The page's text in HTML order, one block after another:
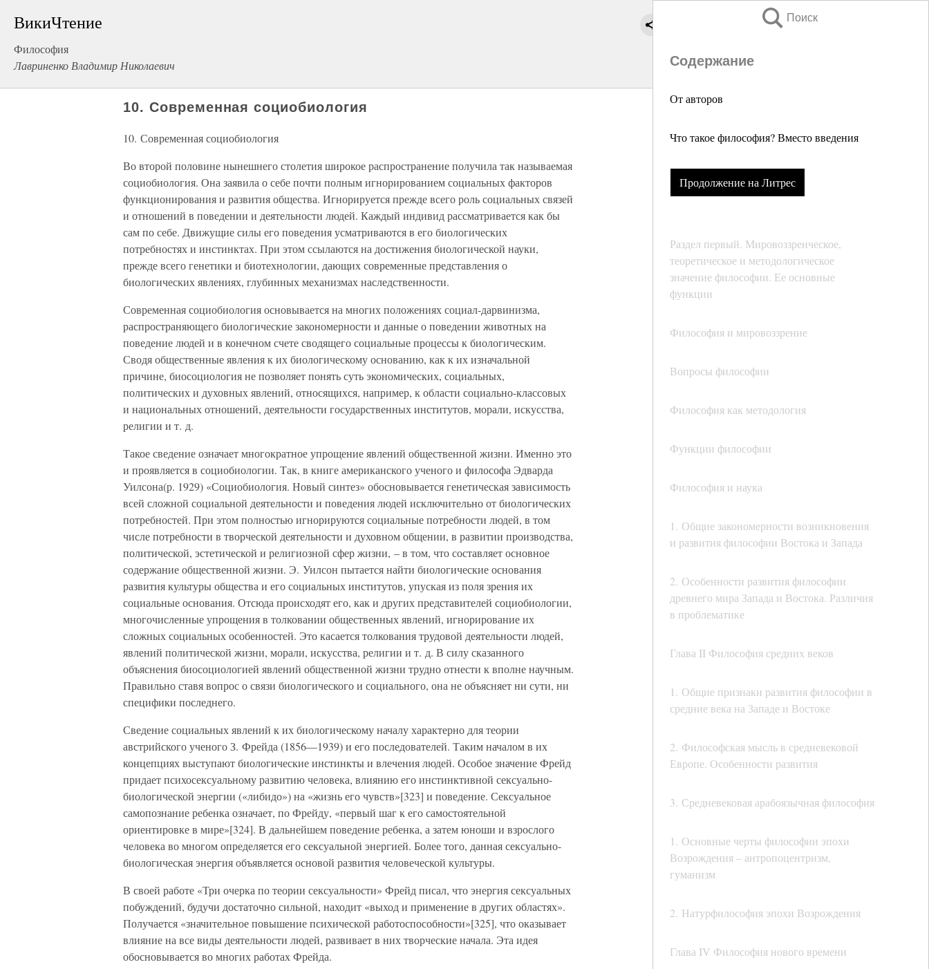
ВикиЧтение
Философия
Лавриненко Владимир Николаевич
Поиск
Содержание
От авторов
Что такое философия? Вместо введения
Продолжение на Литрес
Раздел первый. Мировоззренческое,
теоретическое и методологическое
значение философии. Ее основные
функции
Философия и мировоззрение
Вопросы философии
Философия как методология
Функции философии
Философия и наука
1. Общие закономерности возникновения
и развития философии Востока и Запада
2. Особенности развития философии
древнего мира Запада и Востока. Различия
в проблематике
Глава II Философия средних веков
1. Общие признаки развития философии в
средние века на Западе и Востоке
2. Философская мысль в средневековой
Европе. Особенности развития
3. Средневековая арабоязычная философия
1. Основные черты философии эпохи
Возрождения – антропоцентризм,
гуманизм
2. Натурфилософия эпохи Возрождения
Глава IV Философия нового времени
10. Современная социобиология
10. Современная социобиология
Во второй половине нынешнего столетия широкое распространение получила так называемая
социобиология. Она заявила о себе почти полным игнорированием социальных факторов
функционирования и развития общества. Игнорируется прежде всего роль социальных связей
и отношений в поведении и деятельности людей. Каждый индивид рассматривается как бы
сам по себе. Движущие силы его поведения усматриваются в его биологических
потребностях и инстинктах. При этом ссылаются на достижения биологической науки,
прежде всего генетики и биотехнологии, дающих современные представления о
биологических явлениях, глубинных механизмах наследственности.
Современная социобиология основывается на многих положениях социал-дарвинизма,
распространяющего биологические закономерности и данные о поведении животных на
поведение людей и в конечном счете сводящего социальные процессы к биологическим.
Сводя общественные явления к их биологическому основанию, как к их изначальной
причине, биосоциология не позволяет понять суть экономических, социальных,
политических и духовных явлений, относящихся, например, к области социально-классовых
и национальных отношений, деятельности государственных институтов, морали, искусства,
религии и т. д.
Такое сведение означает многократное упрощение явлений общественной жизни. Именно это
и проявляется в социобиологии. Так, в книге американского ученого и философа Эдварда
Уилсона(р. 1929) «Социобиология. Новый синтез» обосновывается генетическая зависимость
всей сложной социальной деятельности и поведения людей исключительно от биологических
потребностей. При этом полностью игнорируются социальные потребности людей, в том
числе потребности в творческой деятельности и духовном общении, в развитии производства,
политической, эстетической и религиозной сфер жизни, – в том, что составляет основное
содержание общественной жизни. Э. Уилсон пытается найти биологические основания
развития культуры общества и его социальных институтов, упуская из поля зрения их
социальные основания. Отсюда происходят его, как и других представителей социобиологии,
многочисленные упрощения в толковании общественных явлений, игнорирование их
сложных социальных особенностей. Это касается толкования трудовой деятельности людей,
явлений политической жизни, морали, искусства, религии и т. д. В силу сказанного
объяснения биосоциологией явлений общественной жизни трудно отнести к вполне научным.
Правильно ставя вопрос о связи биологического и социального, она не объясняет ни сути, ни
специфики последнего.
Сведение социальных явлений к их биологическому началу характерно для теории
австрийского ученого З. Фрейда (1856—1939) и его последователей. Таким началом в их
концепциях выступают биологические инстинкты и влечения людей. Особое значение Фрейд
придает психосексуальному развитию человека, влиянию его инстинктивной сексуально-
биологической энергии («либидо») на «жизнь его чувств»[323] и поведение. Сексуальное
самопознание ребенка означает, по Фрейду, «первый шаг к его самостоятельной
ориентировке в мире»[324]. В дальнейшем поведение ребенка, а затем юноши и взрослого
человека во многом определяется его сексуальной энергией. Более того, данная сексуально-
биологическая энергия объявляется основой развития человеческой культуры.
В своей работе «Три очерка по теории сексуальности» Фрейд писал, что энергия сексуальных
побуждений, будучи достаточно сильной, находит «выход и применение в других областях».
Получается «значительное повышение психической работоспособности»[325], что оказывает
влияние на все виды деятельности людей, развивает в них творческие начала. Эта идея
обосновывается во многих работах Фрейда.